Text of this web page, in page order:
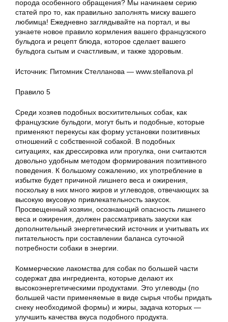
порода особенного обращения? Мы начинаем серию
статей про то, как правильно заполнять миску вашего
любимца! Ежедневно заглядывайте на портал, и вы
узнаете новое правило кормления вашего французского
бульдога и рецепт блюда, которое сделает вашего
бульдога сытым и счастливым, и также здоровым.
Источник: Питомник Стелланова — www.stellanova.pl
Правило 5
Среди хозяев подобных восхитительных собак, как
французские бульдоги, могут быть и подобные, которые
применяют перекусы как форму установки позитивных
отношений с собственной собакой. В подобных
ситуациях, как дрессировка или прогулка, они считаются
довольно удобным методом формирования позитивного
поведения. К большому сожалению, их употребление в
избытке будет причиной лишнего веса и ожирения,
поскольку в них много жиров и углеводов, отвечающих за
высокую вкусовую привлекательность закусок.
Просвещенный хозяин, осознающий опасность лишнего
веса и ожирения, должен рассматривать закуски как
дополнительный энергетический источник и учитывать их
питательность при составлении баланса суточной
потребности собаки в энергии.
Коммерческие лакомства для собак по большей части
содержат два ингредиента, которые делают их
высокоэнергетическими продуктами. Это углеводы (по
большей части применяемые в виде сырья чтобы придать
снеку необходимой формы) и жиры, задача которых —
улучшить качества вкуса подобного продукта.